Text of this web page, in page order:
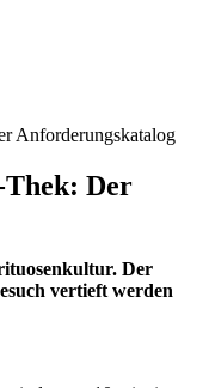
Anforderungskatalog
Thek: Der
Der
vertieft werden